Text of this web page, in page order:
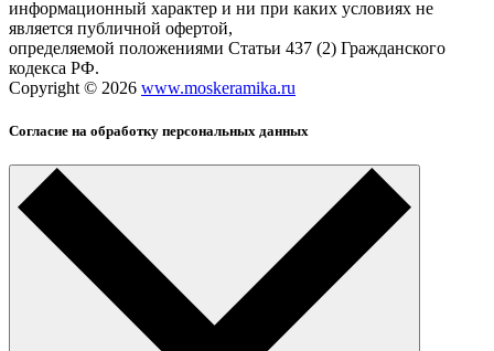
информационный характер и ни при каких условиях не
является публичной офертой,
определяемой положениями Статьи 437 (2) Гражданского
кодекса РФ.
Copyright © 2026 www.moskeramika.ru
Согласие на обработку персональных данных